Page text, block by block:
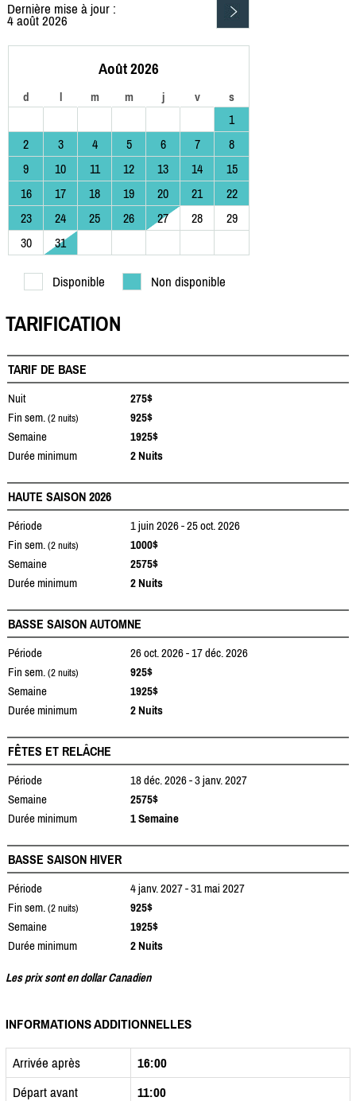
Dernière mise à jour :
4 août 2026
Août 2026
d l m m j v s
1
2
3 4 5 6 7
8
9
10 11 12 13 14
15
16
17 18 19 20 21
22
23
24 25 26 27 28
29
30
31
Disponible Non disponible
TARIFICATION
TARIF DE BASE
Nuit
275$
Fin sem. (2 nuits)
925$
Semaine
1925$
Durée minimum
2 Nuits
HAUTE SAISON 2026
Période
1 juin 2026 - 25 oct. 2026
Fin sem. (2 nuits)
1000$
Semaine
2575$
Durée minimum
2 Nuits
BASSE SAISON AUTOMNE
Période
26 oct. 2026 - 17 déc. 2026
Fin sem. (2 nuits)
925$
Semaine
1925$
Durée minimum
2 Nuits
FÊTES ET RELÂCHE
Période
18 déc. 2026 - 3 janv. 2027
Semaine
2575$
Durée minimum
1 Semaine
BASSE SAISON HIVER
Période
4 janv. 2027 - 31 mai 2027
Fin sem. (2 nuits)
925$
Semaine
1925$
Durée minimum
2 Nuits
Les prix sont en dollar Canadien
INFORMATIONS ADDITIONNELLES
Arrivée après
16:00
Départ avant
11:00